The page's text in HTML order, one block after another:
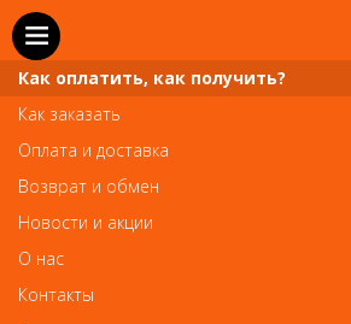
Как оплатить, как получить?
Как заказать
Оплата и доставка
Возврат и обмен
Новости и акции
О нас
Контакты